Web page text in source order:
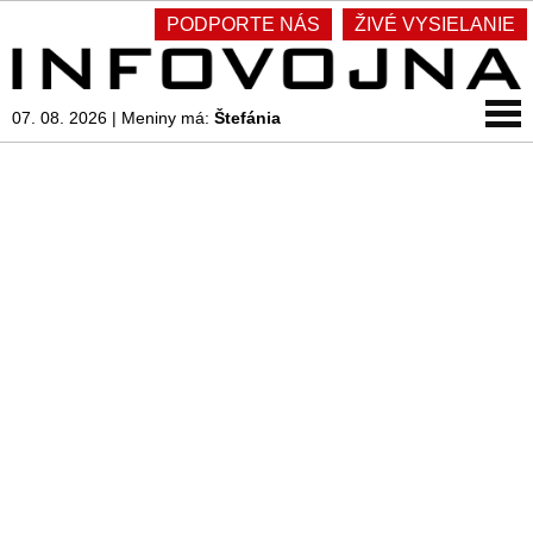
PODPORTE NÁS ŽIVÉ VYSIELANIE
07. 08. 2026 | Meniny má: Štefánia